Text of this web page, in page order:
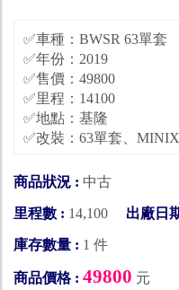
✅車種：BWSR 63單套
✅年份：2019
✅售價：49800
✅里程：14100
✅地點：基隆
✅改裝：63單套、
商品狀況 : 中古
里程數 : 14,100 出廠日
庫存數量 : 1 件
商品價格 : 49800 元